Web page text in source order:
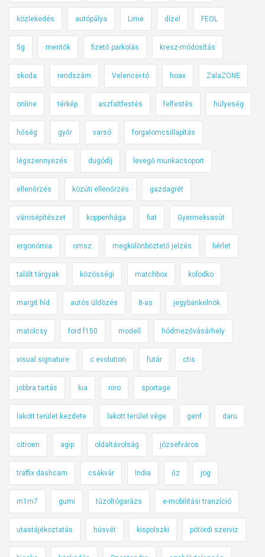
közlekedés autópálya Lime dízel FEOL
5g mentők fizető parkolás kresz-módosítás
skoda rendszám Velencei-tó hoax ZalaZONE
online térkép aszfaltfestés felfestés hülyeség
hőség győr varsó forgalomcsillapítás
légszennyezés dugódíj levegő munkacsoport
ellenőrzés közúti ellenőrzés gazdagrét
városépítészet koppenhága fiat Gyermekvasút
ergonómia omsz megkülönböztető jelzés bérlet
talált tárgyak közösségi matchbox kolodko
margit híd autós üldözés 8-as jegybankelnök
matolcsy ford f150 modell hódmezővásárhely
visual signature c evolution futár ctis
jobbra tartás kia niro sportage
lakott terület kezdete lakott terület vége genf daru
citroen agip oldaltávolság józsefváros
traffix dashcam csákvár India őz jog
m1m7 gumi tűzoltógarázs e-mobilitási tranzíció
utastájékoztatás húsvét kispolszki pötördi szerviz